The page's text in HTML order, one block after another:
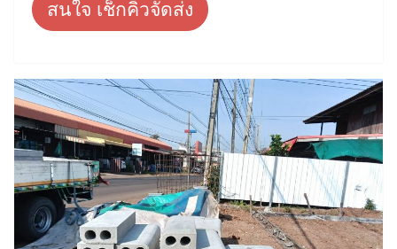
สนใจ เช็กคิวจัดส่ง